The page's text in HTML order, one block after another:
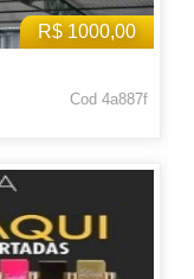
R$ 1000,00
Cod 4a887f